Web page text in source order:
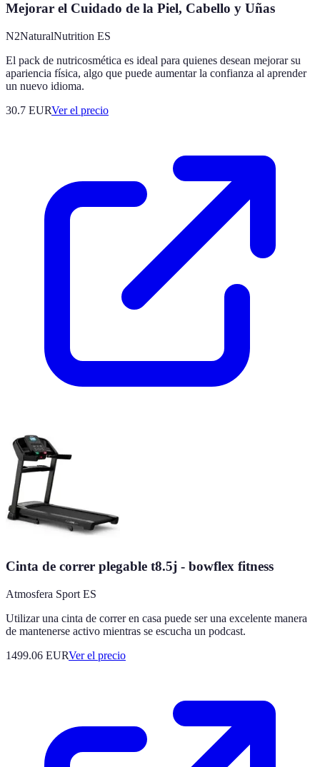
Mejorar el Cuidado de la Piel, Cabello y Uñas
N2NaturalNutrition ES
El pack de nutricosmética es ideal para quienes desean mejorar su
apariencia física, algo que puede aumentar la confianza al aprender
un nuevo idioma.
30.7 EURVer el precio
Cinta de correr plegable t8.5j - bowflex fitness
Atmosfera Sport ES
Utilizar una cinta de correr en casa puede ser una excelente manera
de mantenerse activo mientras se escucha un podcast.
1499.06 EURVer el precio